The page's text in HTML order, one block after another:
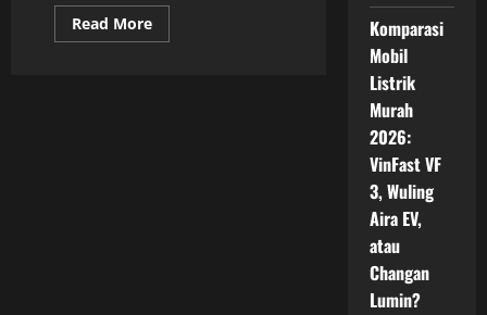
Read MoreRead
more
Komparasi
Mobil
Listrik
Murah
2026:
VinFast VF
3, Wuling
Aira EV,
atau
Changan
Lumin?